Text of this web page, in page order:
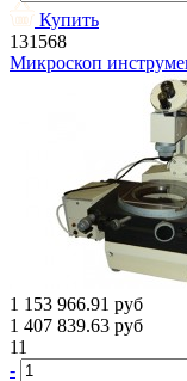
Купить
131568
Микроскоп
1 153 966.91 руб
1 407 839.63 руб
11
-